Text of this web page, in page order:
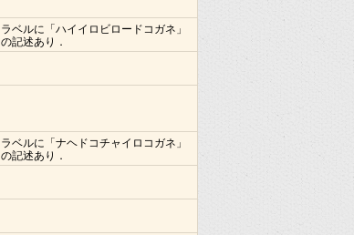
ラベルに「ハイイロビロードコガネ」
の記述あり．
ラベルに「ナヘドコチャイロコガネ」
の記述あり．